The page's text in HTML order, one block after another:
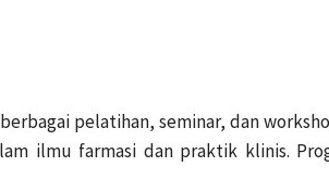
pelatihan, seminar, dan
ilmu farmasi dan praktik klinis.